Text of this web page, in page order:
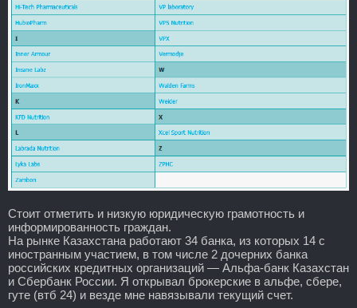
Стоит отметить и низкую юридическую грамотность и
информированность граждан.
На рынке Казахстана работают 34 банка, из которых 14 с
иностранным участием, в том числе 2 дочерних банка
российских кредитных организаций — Альфа-банк Казахстан
и Сбербанк России. Я открывал брокерские в альфе, сбере,
гуте (втб 24) и везде мне навязывали текущий счет.